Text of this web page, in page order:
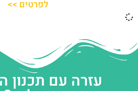
לפרטים >>
עזרה עם תכנון